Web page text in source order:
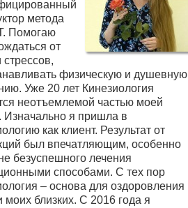
метода
Помогаю
от
стрессов,
физическую и душевную
Уже 20 лет Кинезиология
неотъемлемой частью моей
Изначально я пришла в
как клиент. Результат от
был впечатляющим, особенно
безуспешного лечения
способами. С тех пор
– основа для оздоровления
моих близких. С 2016 года я